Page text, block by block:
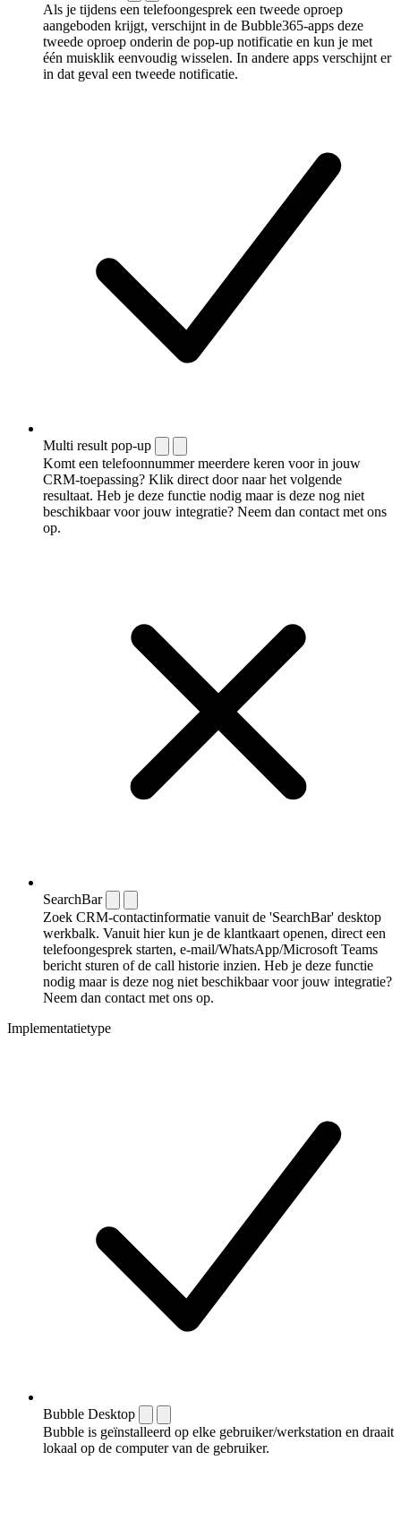
Als je tijdens een telefoongesprek een tweede oproep
aangeboden krijgt, verschijnt in de Bubble365-apps deze
tweede oproep onderin de pop-up notificatie en kun je met
één muisklik eenvoudig wisselen. In andere apps verschijnt er
in dat geval een tweede notificatie.
Multi result pop-up
Komt een telefoonnummer meerdere keren voor in jouw
CRM-toepassing? Klik direct door naar het volgende
resultaat. Heb je deze functie nodig maar is deze nog niet
beschikbaar voor jouw integratie? Neem dan contact met ons
op.
SearchBar
Zoek CRM-contactinformatie vanuit de 'SearchBar' desktop
werkbalk. Vanuit hier kun je de klantkaart openen, direct een
telefoongesprek starten, e-mail/WhatsApp/Microsoft Teams
bericht sturen of de call historie inzien. Heb je deze functie
nodig maar is deze nog niet beschikbaar voor jouw integratie?
Neem dan contact met ons op.
Implementatietype
Bubble Desktop
Bubble is geïnstalleerd op elke gebruiker/werkstation en draait
lokaal op de computer van de gebruiker.